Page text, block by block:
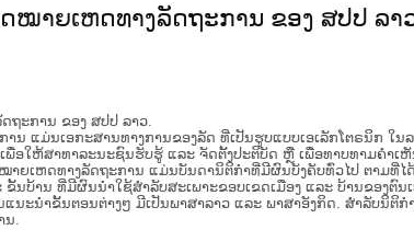
ໝາຍເຫດທາງລັດຖະການ ຂອງ ສປປ ລາ
ຖະການ ຂອງ ສປປ ລາວ.
ແມ່ນ​ເອ​ກະ​ສານ​ທາງ​ການ​ຂອງ​ລັດ ທີ່​ເປັນ​ຮູບ​ແບບ​ເອ​ເລັກ​ໂຕ​ຣ​ນິກ ໃນ​
ພື່ອໃຫ້​ສາ​ທາ​ລະ​ນະ​ຊົນ​ຮັບ​ຮູ້ ແລະ ຈັດ​ຕັ້ງ​ປະ​ຕິ​ບັດ ຫຼື ເພື່ອທາບທາມຄໍາເ
າຍ​ເຫດ​ທາງ​ລັດ​ຖະ​ການ ​ແມ່ນ​ບັນ​ດາ​ນິ​ຕິ​ກຳ​ທີ່​ມີ​ຜົນ​ບັງ​ຄັບ​ທົ່ວ​ໄປ ຕາມ​ທີ່​
ນ​ບ້ານ ​ທີ່​ມີ​ຜົນ​ນຳ​ໃຊ້​ສຳ​ລັບ​ສະ​ເພາະ​ຂອບ​ເຂດ​ເມືອງ ແລະ ບ້ານ​ຂອງ​ຕົນ​
ແນະນໍາຂັ້ນຕອນຕ່າງໆ ມີເປັນພາສາລາວ ແລະ ພາສາອັງກິດ. ສໍາລັບນິຕິ
ນ.